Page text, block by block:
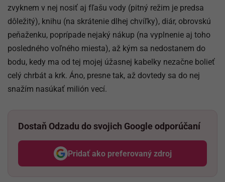
zvyknem v nej nosiť aj fľašu vody (pitný režim je predsa
dôležitý), knihu (na skrátenie dlhej chvíľky), diár, obrovskú
peňaženku, poprípade nejaký nákup (na vyplnenie aj toho
posledného voľného miesta), až kým sa nedostanem do
bodu, kedy ma od tej mojej úžasnej kabelky nezačne bolieť
celý chrbát a krk. Áno, presne tak, až dovtedy sa do nej
snažím nasúkať milión vecí.
Dostaň Odzadu do svojich Google odporúčaní
Pridať ako preferovaný zdroj
Odzadu, odkaz sa otvorí v